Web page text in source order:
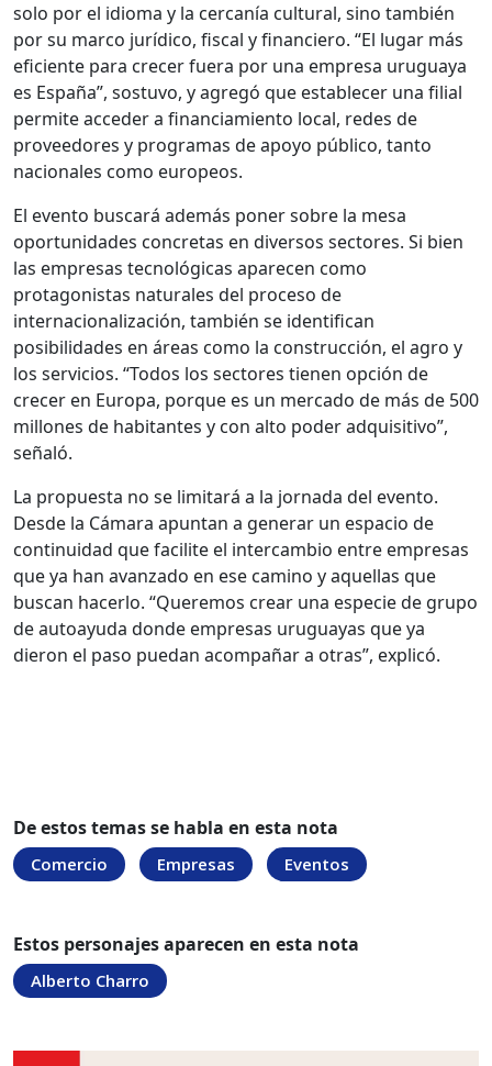
solo por el idioma y la cercanía cultural, sino también
por su marco jurídico, fiscal y financiero. “El lugar más
eficiente para crecer fuera por una empresa uruguaya
es España”, sostuvo, y agregó que establecer una filial
permite acceder a financiamiento local, redes de
proveedores y programas de apoyo público, tanto
nacionales como europeos.
El evento buscará además poner sobre la mesa
oportunidades concretas en diversos sectores. Si bien
las empresas tecnológicas aparecen como
protagonistas naturales del proceso de
internacionalización, también se identifican
posibilidades en áreas como la construcción, el agro y
los servicios. “Todos los sectores tienen opción de
crecer en Europa, porque es un mercado de más de 500
millones de habitantes y con alto poder adquisitivo”,
señaló.
La propuesta no se limitará a la jornada del evento.
Desde la Cámara apuntan a generar un espacio de
continuidad que facilite el intercambio entre empresas
que ya han avanzado en ese camino y aquellas que
buscan hacerlo. “Queremos crear una especie de grupo
de autoayuda donde empresas uruguayas que ya
dieron el paso puedan acompañar a otras”, explicó.
De estos temas se habla en esta nota
Comercio Empresas Eventos
Estos personajes aparecen en esta nota
Alberto Charro